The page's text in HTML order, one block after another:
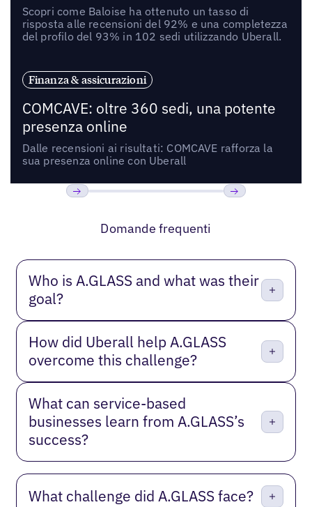
Scopri come Baloise ha ottenuto un tasso di
risposta alle recensioni del 92% e una completezza
del profilo del 93% in 102 sedi utilizzando Uberall.
Finanza & assicurazioni
COMCAVE: oltre 360 sedi, una potente
presenza online
Dalle recensioni ai risultati: COMCAVE rafforza la
sua presenza online con Uberall
Domande frequenti
Who is A.GLASS and what was their
goal?
How did Uberall help A.GLASS
overcome this challenge?
What can service-based
businesses learn from A.GLASS’s
success?
What challenge did A.GLASS face?